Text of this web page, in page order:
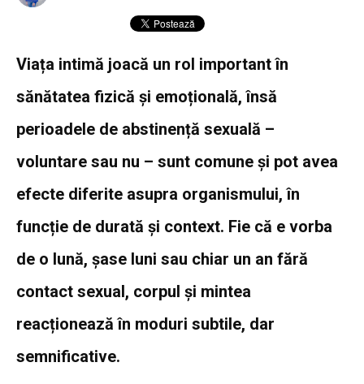
Viața intimă joacă un rol important în
sănătatea fizică și emoțională, însă
perioadele de abstinență sexuală –
voluntare sau nu – sunt comune și pot avea
efecte diferite asupra organismului, în
funcție de durată și context. Fie că e vorba
de o lună, șase luni sau chiar un an fără
contact sexual, corpul și mintea
reacționează în moduri subtile, dar
semnificative.